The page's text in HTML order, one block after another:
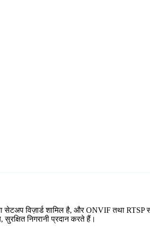
विज़ार्ड शामिल है, और ONVIF तथा RTSP
निगरानी प्रदान करते हैं।